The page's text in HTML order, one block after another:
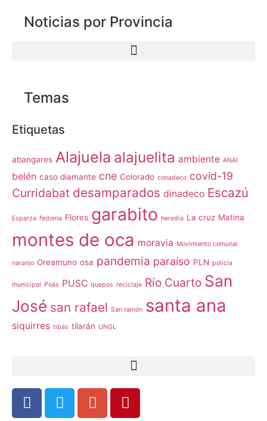
Noticias por Provincia
Temas
Etiquetas
abangares Alajuela alajuelita ambiente ANAI
belén caso diamante cne Colorado conadeco covid-19
Curridabat desamparados dinadeco Escazú
Esparza fedoma Flores garabito heredia La cruz Matina
montes de oca moravia Movimiento comunal
naranjo Oreamuno osa pandemia paraíso PLN policía
municipal Poás PUSC quepos reciclaje Río Cuarto San
José san rafael San ramón santa ana
siquirres tibás tilarán UNGL